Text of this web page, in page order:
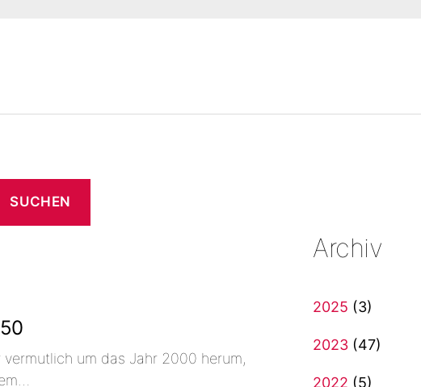
SUCHEN
um das Jahr 2000 herum,
Archiv
2025 (3)
2023 (47)
2022 (5)